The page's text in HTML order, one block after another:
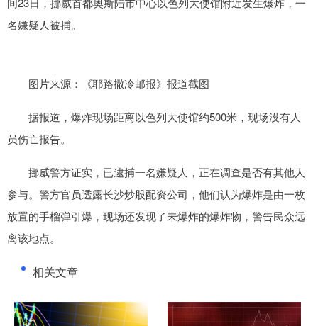
名嫌疑人被捕。
图片来源：《耶路撒冷邮报》报道截图
据报道，爆炸现场距离以色列大使馆约500米，现场没有人
员伤亡报告。
挪威警方证实，已逮捕一名嫌疑人，正在调查是否有其他人
参与。警方官员透露长沙炒股配资公司，他们认为爆炸是由一枚
放置的手榴弹引爆，现场还发现了未爆炸的爆炸物，警告民众远
离该地点。
相关文章